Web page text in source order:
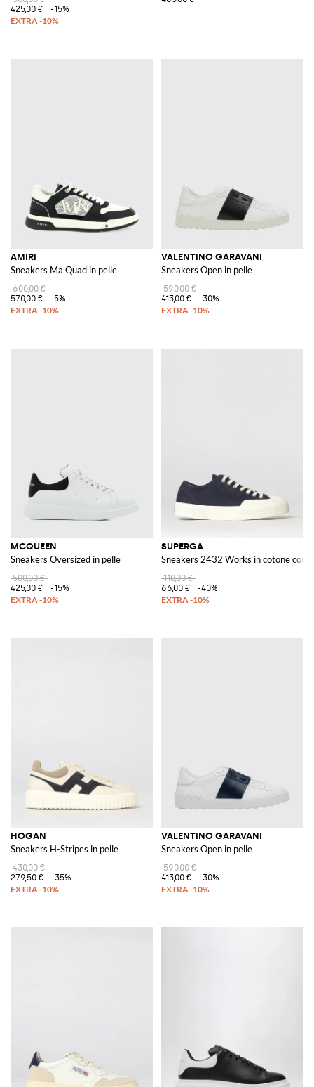
425,00 €
-15%
AMIRI
Sneakers Ma Quad in pelle
600,00 €
570,00 €
-5%
VALENTINO GARAVANI
Sneakers Open in pelle
590,00 €
413,00 €
-30%
MCQUEEN
Sneakers Oversized in pelle
500,00 €
425,00 €
-15%
SUPERGA
Sneakers 2432 Works in cotone con
110,00 €
66,00 €
-40%
HOGAN
Sneakers H-Stripes in pelle
430,00 €
279,50 €
-35%
VALENTINO GARAVANI
Sneakers Open in pelle
590,00 €
413,00 €
-30%